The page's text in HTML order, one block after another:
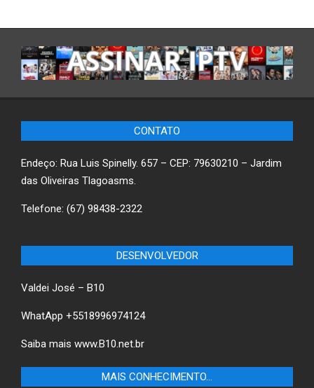
CONTATO
Endeço: Rua Luis Spinelly. 657 – CEP: 79630210 – Jardim
das Oliveiras Tlagoasms.
Telefone: (67) 98438-2322
DESENVOLVEDOR
Valdei José – B10
WhatApp +5518996974124
Saiba mais www.B10.net.br
MAIS CONHECIMENTO…